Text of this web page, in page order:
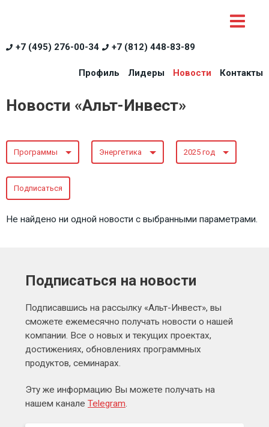
+7 (495) 276-00-34 +7 (812) 448-83-89
Профиль Лидеры Новости Контакты
Новости «Альт-Инвест»
Программы Энергетика 2025 год
Подписаться
Не найдено ни одной новости с выбранными параметрами.
Подписаться на новости
Подписавшись на рассылку «Альт-Инвест», вы
сможете ежемесячно получать новости о нашей
компании. Все о новых и текущих проектах,
достижениях, обновлениях программных
продуктов, семинарах.
Эту же информацию Вы можете получать на
нашем канале Telegram.